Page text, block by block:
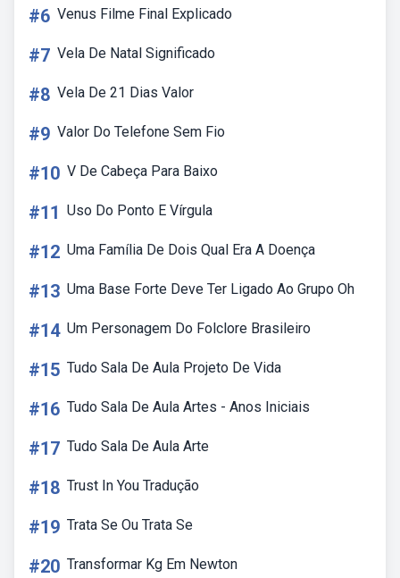
#6 Venus Filme Final Explicado
#7 Vela De Natal Significado
#8 Vela De 21 Dias Valor
#9 Valor Do Telefone Sem Fio
#10 V De Cabeça Para Baixo
#11 Uso Do Ponto E Vírgula
#12 Uma Família De Dois Qual Era A Doença
#13 Uma Base Forte Deve Ter Ligado Ao Grupo Oh
#14 Um Personagem Do Folclore Brasileiro
#15 Tudo Sala De Aula Projeto De Vida
#16 Tudo Sala De Aula Artes - Anos Iniciais
#17 Tudo Sala De Aula Arte
#18 Trust In You Tradução
#19 Trata Se Ou Trata Se
#20 Transformar Kg Em Newton